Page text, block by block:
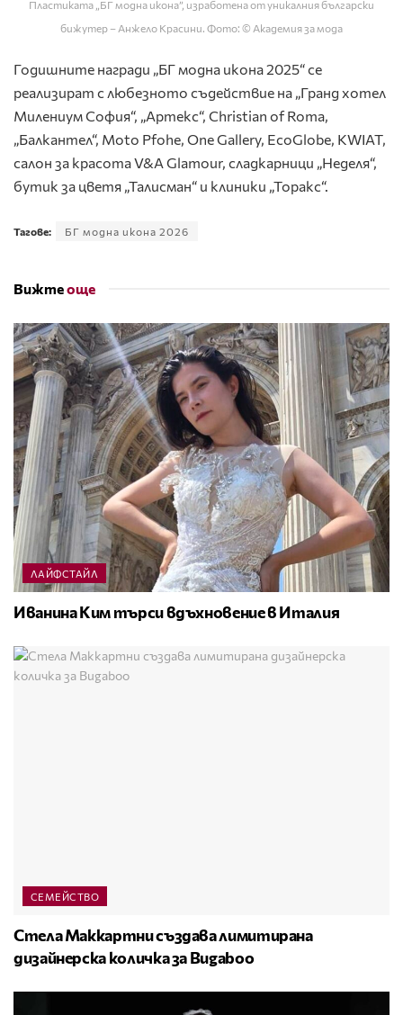
Пластиката „БГ модна икона”, изработена от уникалния български
бижутер – Анжело Красини. Фото: © Академия за мода
Годишните награди „БГ модна икона 2025“ се
реализират с любезното съдействие на „Гранд хотел
Милениум София“, „Артекс“, Christian of Roma,
„Балкантел“, Moto Pfohe, One Gallery, EcoGlobe, KWIAT,
салон за красота V&A Glamour, сладкарници „Неделя“,
бутик за цветя „Талисман“ и клиники „Торакс“.
Тагове: БГ модна икона 2026
Вижтеоще
ЛАЙФСТАЙЛ
Иванина Ким търси вдъхновение в Италия
СЕМЕЙСТВО
Стела Маккартни създава лимитирана
дизайнерска количка за Bugaboo